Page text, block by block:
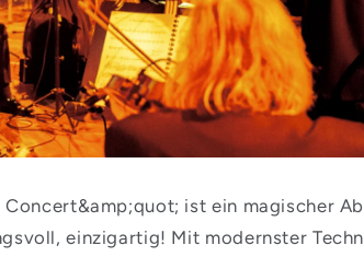
ist ein magischer
einzigartig! Mit modernster